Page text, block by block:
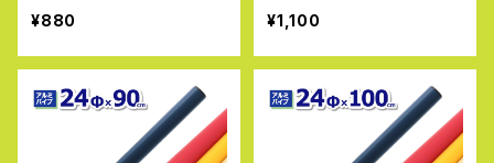
み2.0〜2.3mm DIY 工作
管パイプ 補修 アルマックス
¥880
み2.0〜2.3mm DIY 工作
丸パイプ 金属素材 加工 単
管パイプ 補修 アルマックス
¥1,100